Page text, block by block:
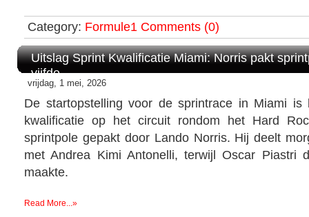
Category: Formule1 Comments (0)
Uitslag Sprint Kwalificatie Miami: Norris pakt
vijfde
vrijdag, 1 mei, 2026
De startopstelling voor de sprintrace in Miami is
kwalificatie op het circuit rondom het Hard
sprintpole gepakt door Lando Norris. Hij deelt
met Andrea Kimi Antonelli, terwijl Oscar Piastri
maakte.
Read More...»